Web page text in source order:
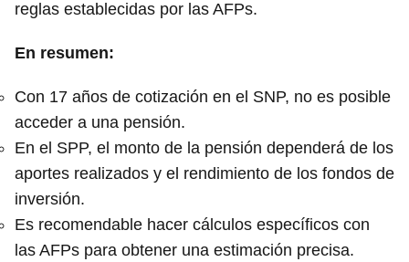
reglas establecidas por las AFPs.
En resumen:
Con 17 años de cotización en el SNP, no es posible
acceder a una pensión.
En el SPP, el monto de la pensión dependerá de los
aportes realizados y el rendimiento de los fondos de
inversión.
Es recomendable hacer cálculos específicos con
las AFPs para obtener una estimación precisa.